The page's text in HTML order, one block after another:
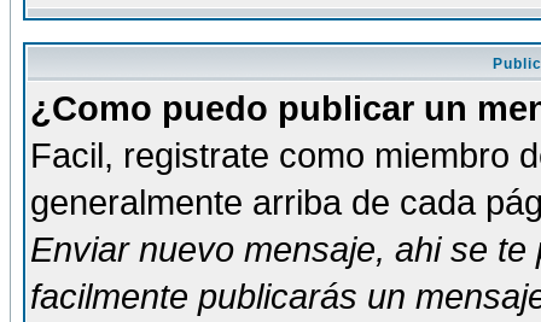
¿Como puedo publicar un
Facil, registrate como miembro
generalmente arriba de cada
Enviar nuevo mensaje, ahi se te
facilmente publicarás un